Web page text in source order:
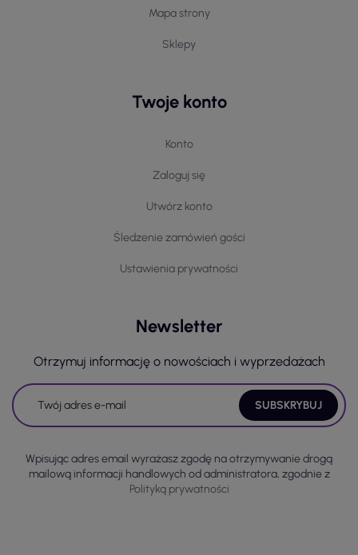
Mapa strony
Sklepy
Twoje konto
Konto
Zaloguj się
Utwórz konto
Śledzenie zamówień gości
Ustawienia prywatności
Newsletter
Otrzymuj informację o nowościach i wyprzedażach
Wpisując adres email wyrażasz zgodę na otrzymywanie drogą
mailową informacji handlowych od administratora, zgodnie z
Polityką prywatności